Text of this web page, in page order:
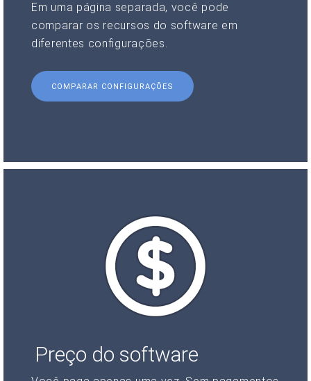
Em uma página separada, você pode
comparar os recursos do software em
diferentes configurações.
COMPARAR CONFIGURAÇÕES
Preço do software